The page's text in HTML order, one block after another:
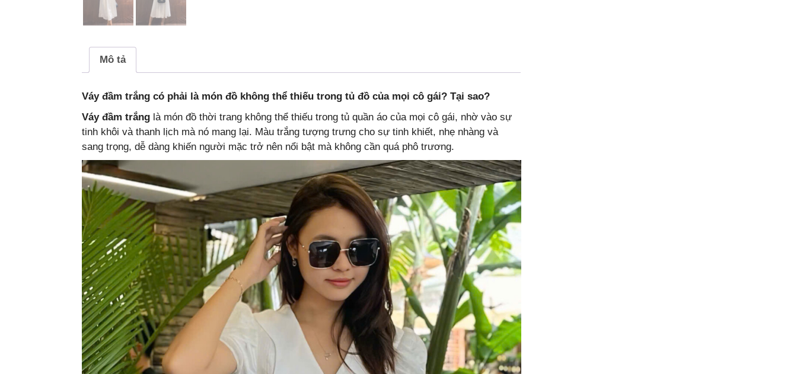
Mô tả
Váy đầm trắng có phải là món đồ không thể thiếu trong tủ đồ của mọi cô gái? Tại sao?
Váy đầm trắng là món đồ thời trang không thể thiếu trong tủ quần áo của mọi cô gái, nhờ vào sự
tinh khôi và thanh lịch mà nó mang lại. Màu trắng tượng trưng cho sự tinh khiết, nhẹ nhàng và
sang trọng, dễ dàng khiến người mặc trở nên nổi bật mà không cần quá phô trương.